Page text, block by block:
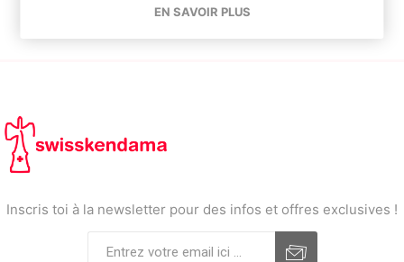
Inscris toi à la newsletter pour des infos et offres exclusives !
EN SAVOIR PLUS